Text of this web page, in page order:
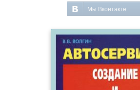
Мы Вконтакте